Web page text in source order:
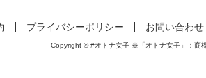
プライバシーポリシー お問い合わせ
Copyright © #オトナ女子 ※「オトナ女子」：商